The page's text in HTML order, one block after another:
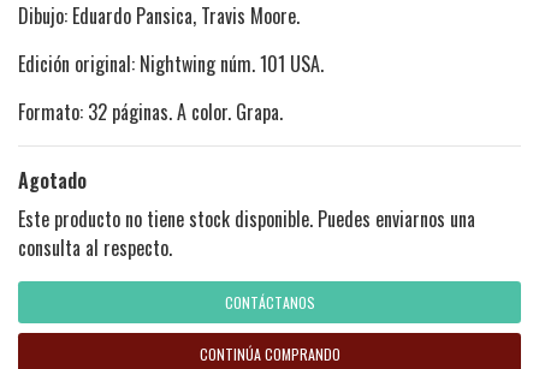
Dibujo: Eduardo Pansica, Travis Moore.
Edición original: Nightwing núm. 101 USA.
Formato: 32 páginas. A color. Grapa.
Agotado
Este producto no tiene stock disponible. Puedes enviarnos una
consulta al respecto.
CONTÁCTANOS
CONTINÚA COMPRANDO